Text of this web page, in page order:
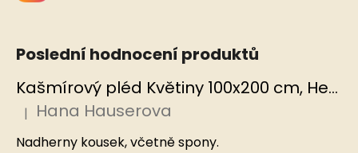
Poslední hodnocení produktů
Kašmírový pléd Květiny 100x200 cm, Hedvábný svět
Hodnocení produktu je 5 z 5 hvězdiček.
| Hana Hauserova
Nadherny kousek, včetně spony.